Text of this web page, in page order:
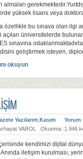
almaları
yüksek lisans veya
özellikle bu sınava olan ilgi
açılan üniversitelerde
sınavına
geliştirmek isteyen,
okuyun
Yazılarım, Kasım
Yorum
VAROL
Okunma :1.946
kendimizi dijital
iletişim kurulması,